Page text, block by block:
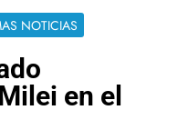
NOTICIAS
en el